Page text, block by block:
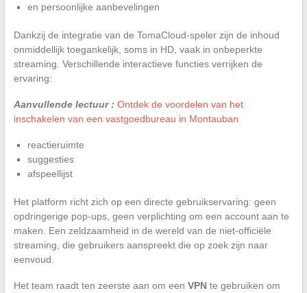
en persoonlijke aanbevelingen
Dankzij de integratie van de TomaCloud-speler zijn de inhoud
onmiddellijk toegankelijk, soms in HD, vaak in onbeperkte
streaming. Verschillende interactieve functies verrijken de
ervaring:
Aanvullende lectuur : Ontdek de voordelen van het
inschakelen van een vastgoedbureau in Montauban
reactieruimte
suggesties
afspeellijst
Het platform richt zich op een directe gebruikservaring: geen
opdringerige pop-ups, geen verplichting om een account aan te
maken. Een zeldzaamheid in de wereld van de niet-officiële
streaming, die gebruikers aanspreekt die op zoek zijn naar
eenvoud.
Het team raadt ten zeerste aan om een VPNte gebruiken om